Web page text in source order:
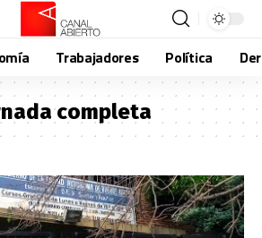
Trabajadores Política
completa